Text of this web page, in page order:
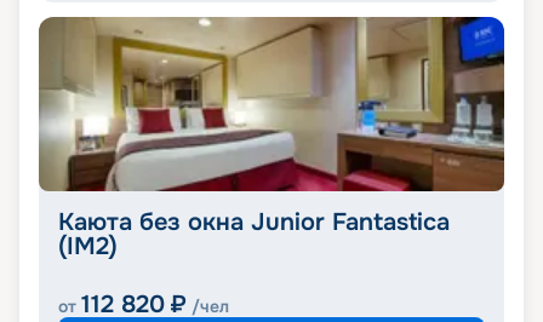
Каюта без окна Junior Fantastica
(IM2)
от 112 820 ₽ /чел